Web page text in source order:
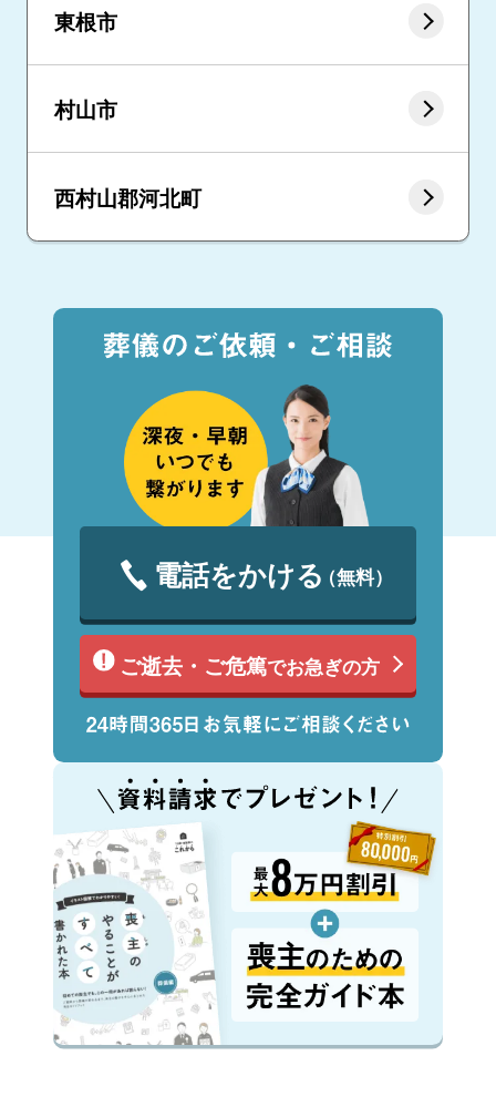
東根市
村山市
西村山郡河北町
電話をかける（無料）
ご逝去・ご危篤でお急ぎの方